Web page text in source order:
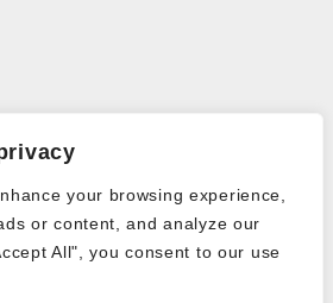
your browsing experience,
or content, and analyze our
All", you consent to our use